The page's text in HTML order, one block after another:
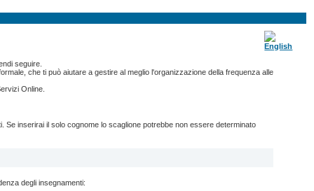
seguire.
che ti può aiutare a gestire al meglio l'organizzazione della frequenza alle
Online.
Se inserirai il solo cognome lo scaglione potrebbe non essere determinato
degli insegnamenti: